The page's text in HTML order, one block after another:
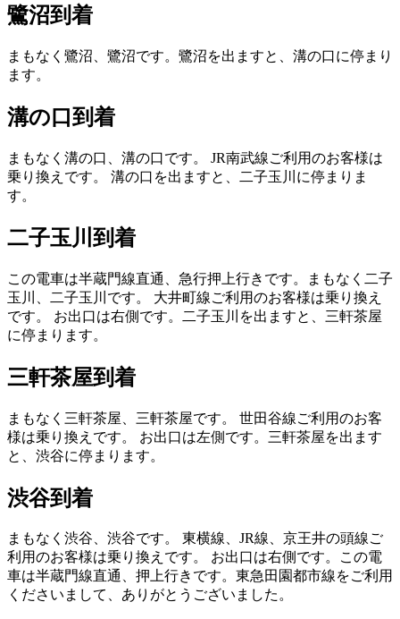
鷺沼到着
まもなく鷺沼、鷺沼です。鷺沼を出ますと、溝の口に停まり
ます。
溝の口到着
まもなく溝の口、溝の口です。 JR南武線ご利用のお客様は
乗り換えです。
溝の口を出ますと、二子玉川に停まりま
す。
二子玉川到着
この電車は半蔵門線直通、急行押上行きです。まもなく二子
玉川、二子玉川です。 大井町線ご利用のお客様は乗り換え
です。
お出口は右側です。二子玉川を出ますと、三軒茶屋
に停まります。
三軒茶屋到着
まもなく三軒茶屋、三軒茶屋です。 世田谷線ご利用のお客
様は乗り換えです。
お出口は左側です。三軒茶屋を出ます
と、渋谷に停まります。
渋谷到着
まもなく渋谷、渋谷です。 東横線、JR線、京王井の頭線ご
利用のお客様は乗り換えです。
お出口は右側です。この電
車は半蔵門線直通、押上行きです。東急田園都市線をご利用
くださいまして、ありがとうございました。